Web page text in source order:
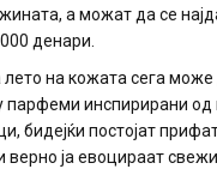
а можат да се
денари.
лето на кожата сега може
парфеми инспирирани од
бидејќи постојат
верно ја евоцираат